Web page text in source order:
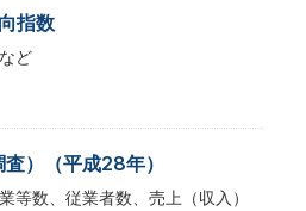
指数
ど
）（平成28年）
等数、従業者数、売上（収入）